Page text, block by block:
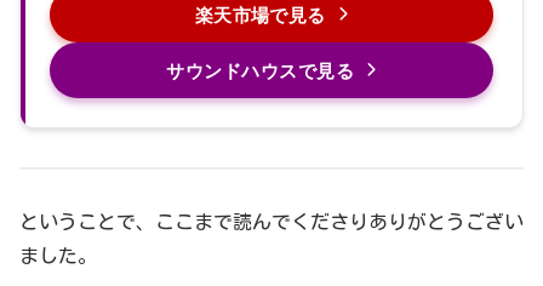
楽天市場で見る
サウンドハウスで見る
ということで、ここまで読んでくださりありがとうござい
ました。